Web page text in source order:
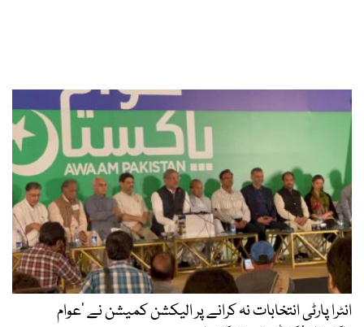
انٹرا پارٹی انتخابات نہ کرانے پر الیکشن کمیشن نے ’عوام